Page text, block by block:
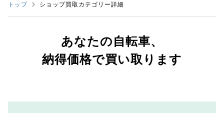
トップ ショップ買取カテゴリー詳細
あなたの自転車、
納得価格で買い取ります